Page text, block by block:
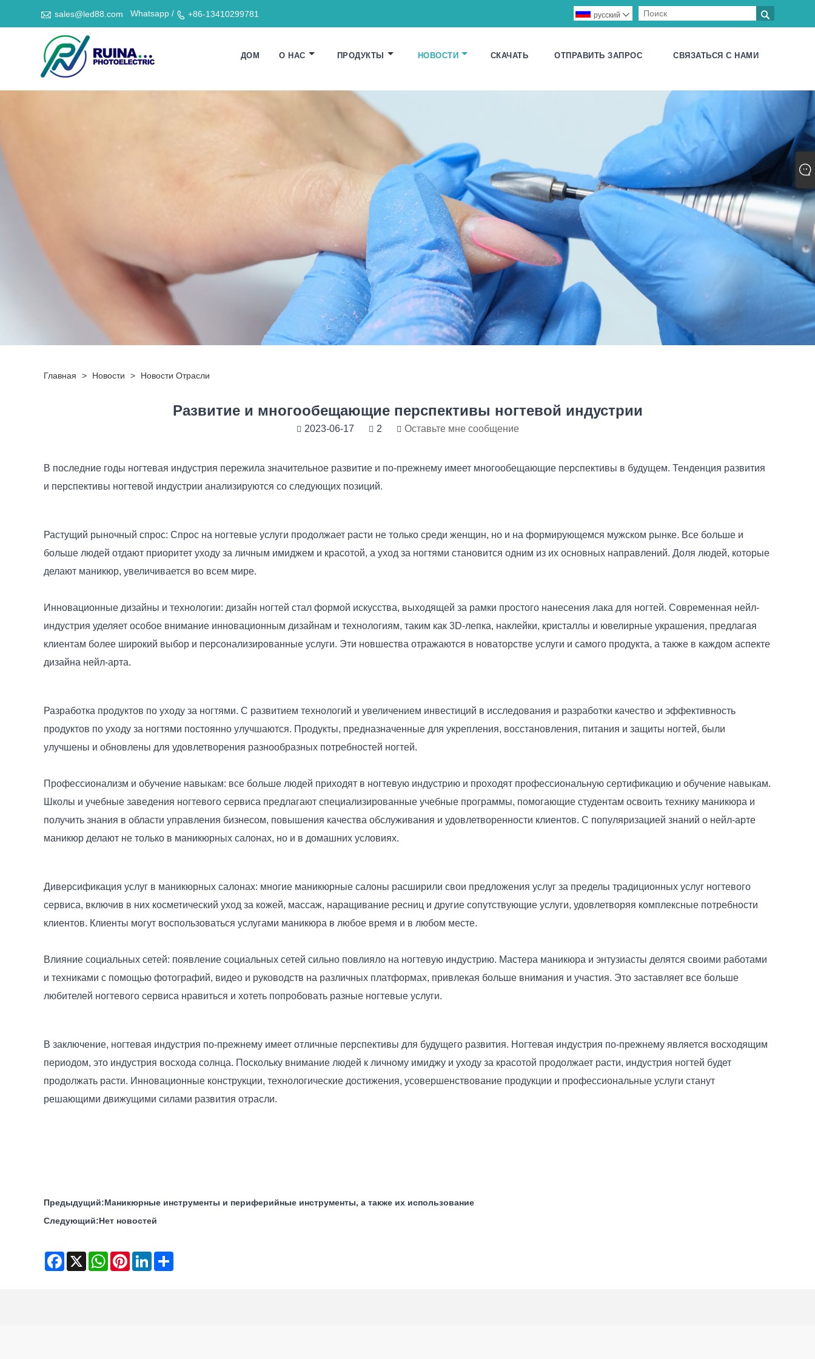
 sales@led88.com Whatsapp /  +86-13410299781 
русский 
ДОМ О НАС ПРОДУКТЫ НОВОСТИ СКАЧАТЬ ОТПРАВИТЬ ЗАПРОС СВЯЗАТЬСЯ С НАМИ
Главная > Новости > Новости Отрасли
Развитие и многообещающие перспективы ногтевой индустрии
2023-06-17 2 Оставьте мне сообщение
В последние годы ногтевая индустрия пережила значительное развитие и по-прежнему имеет многообещающие перспективы в будущем. Тенденция развития
и перспективы ногтевой индустрии анализируются со следующих позиций.
Растущий рыночный спрос: Спрос на ногтевые услуги продолжает расти не только среди женщин, но и на формирующемся мужском рынке. Все больше и
больше людей отдают приоритет уходу за личным имиджем и красотой, а уход за ногтями становится одним из их основных направлений. Доля людей, которые
делают маникюр, увеличивается во всем мире.
Инновационные дизайны и технологии: дизайн ногтей стал формой искусства, выходящей за рамки простого нанесения лака для ногтей. Современная нейл-
индустрия уделяет особое внимание инновационным дизайнам и технологиям, таким как 3D-лепка, наклейки, кристаллы и ювелирные украшения, предлагая
клиентам более широкий выбор и персонализированные услуги. Эти новшества отражаются в новаторстве услуги и самого продукта, а также в каждом аспекте
дизайна нейл-арта.
Разработка продуктов по уходу за ногтями. С развитием технологий и увеличением инвестиций в исследования и разработки качество и эффективность
продуктов по уходу за ногтями постоянно улучшаются. Продукты, предназначенные для укрепления, восстановления, питания и защиты ногтей, были
улучшены и обновлены для удовлетворения разнообразных потребностей ногтей.
Профессионализм и обучение навыкам: все больше людей приходят в ногтевую индустрию и проходят профессиональную сертификацию и обучение навыкам.
Школы и учебные заведения ногтевого сервиса предлагают специализированные учебные программы, помогающие студентам освоить технику маникюра и
получить знания в области управления бизнесом, повышения качества обслуживания и удовлетворенности клиентов. С популяризацией знаний о нейл-арте
маникюр делают не только в маникюрных салонах, но и в домашних условиях.
Диверсификация услуг в маникюрных салонах: многие маникюрные салоны расширили свои предложения услуг за пределы традиционных услуг ногтевого
сервиса, включив в них косметический уход за кожей, массаж, наращивание ресниц и другие сопутствующие услуги, удовлетворяя комплексные потребности
клиентов. Клиенты могут воспользоваться услугами маникюра в любое время и в любом месте.
Влияние социальных сетей: появление социальных сетей сильно повлияло на ногтевую индустрию. Мастера маникюра и энтузиасты делятся своими работами
и техниками с помощью фотографий, видео и руководств на различных платформах, привлекая больше внимания и участия. Это заставляет все больше
любителей ногтевого сервиса нравиться и хотеть попробовать разные ногтевые услуги.
В заключение, ногтевая индустрия по-прежнему имеет отличные перспективы для будущего развития. Ногтевая индустрия по-прежнему является восходящим
периодом, это индустрия восхода солнца. Поскольку внимание людей к личному имиджу и уходу за красотой продолжает расти, индустрия ногтей будет
продолжать расти. Инновационные конструкции, технологические достижения, усовершенствование продукции и профессиональные услуги станут
решающими движущими силами развития отрасли.
Предыдущий:Маникюрные инструменты и периферийные инструменты, а также их использование
Следующий:Нет новостей
Facebook
X WhatsAppPinterestLinkedIn